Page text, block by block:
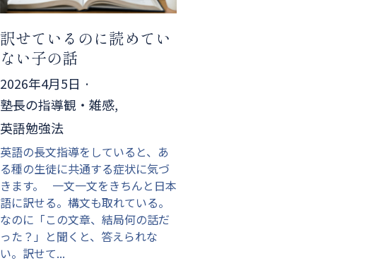
訳せているのに読めてい
ない子の話
2026年4月5日 ·
塾長の指導観・雑感,
英語勉強法
英語の長文指導をしていると、あ
る種の生徒に共通する症状に気づ
きます。 一文一文をきちんと日本
語に訳せる。構文も取れている。
なのに「この文章、結局何の話だ
った？」と聞くと、答えられな
い。訳せて...